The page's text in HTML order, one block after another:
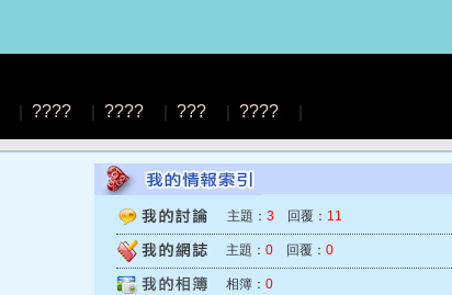
| ???? | ???? | ??? | ???? |
主題： 3 回覆： 11
主題： 0 回覆： 0
相簿： 0